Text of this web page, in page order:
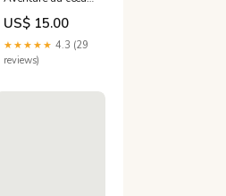
de l'histoire
Format:42 × 59cm
US$ 15.00
★★★★★ 4.3 (29
reviews)